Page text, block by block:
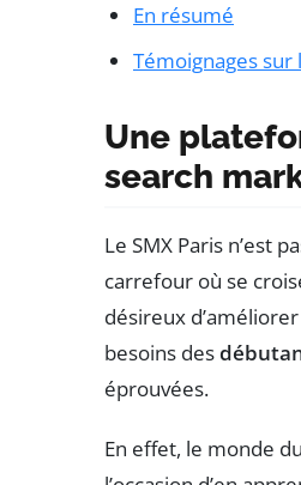
En résumé
Témoignages sur
Une
search
Le SMX Paris n’est
carrefour où se
désireux
besoins des
éprouvées.
En effet, le monde du